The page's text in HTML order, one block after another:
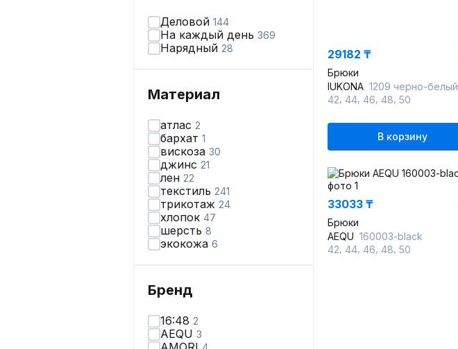
Деловой 144
На каждый день 369
Нарядный 28
Материал
атлас 2
бархат 1
вискоза 30
джинс 21
лен 22
текстиль 241
трикотаж 24
хлопок 47
шерсть 8
экокожа 6
Бренд
16:48 2
AEQU 3
29182 ₸
Брюки
IUKONA 1209 черно-белый
42 44 46 48 50
В корзину
33033 ₸
Брюки
AEQU 160003-black
42 44 46 48 50